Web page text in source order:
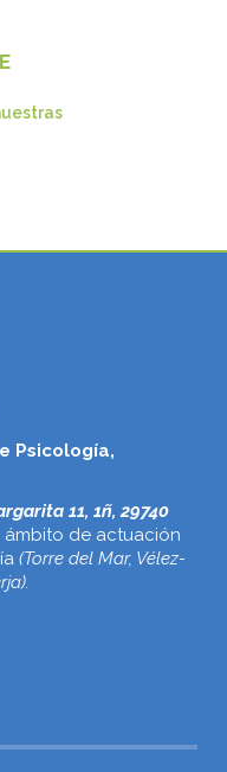
Psicología,
11, 1ñ, 29740
ámbito de actuación
(Torre del Mar, Vélez-